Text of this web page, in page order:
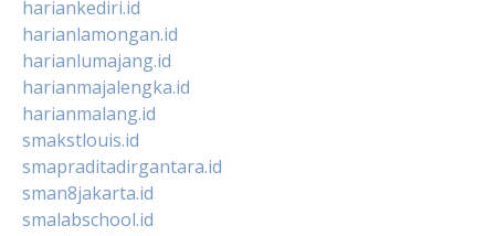
hariankediri.id
harianlamongan.id
harianlumajang.id
harianmajalengka.id
harianmalang.id
smakstlouis.id
smapraditadirgantara.id
sman8jakarta.id
smalabschool.id